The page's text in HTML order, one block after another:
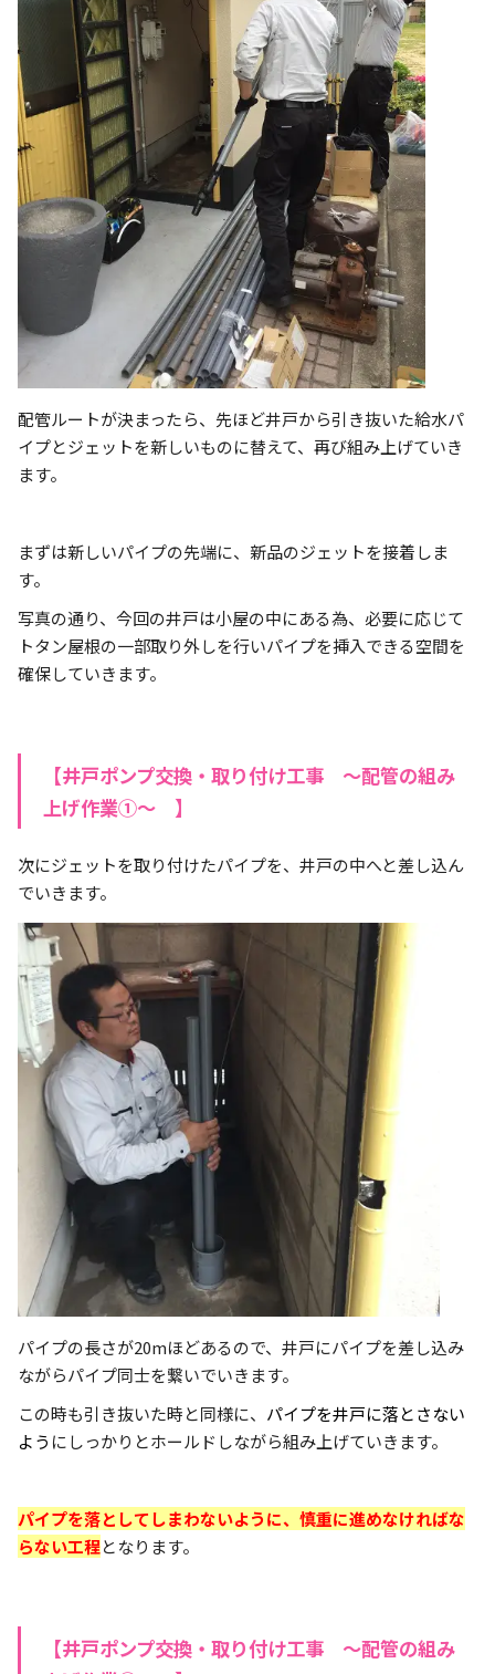
配管ルートが決まったら、先ほど井戸から引き抜いた給水パ
イプとジェットを新しいものに替えて、再び組み上げていき
ます。
まずは新しいパイプの先端に、新品のジェットを接着しま
す。
写真の通り、今回の井戸は小屋の中にある為、必要に応じて
トタン屋根の一部取り外しを行いパイプを挿入できる空間を
確保していきます。
【井戸ポンプ交換・取り付け工事 ～配管の組み
上げ作業①～ 】
次にジェットを取り付けたパイプを、井戸の中へと差し込ん
でいきます。
パイプの長さが20mほどあるので、井戸にパイプを差し込み
ながらパイプ同士を繋いでいきます。
この時も引き抜いた時と同様に、 パイプを井戸に落とさない
よう にしっかりとホールドしながら組み上げていきます。
パイプを落としてしまわないように、慎重に進めなければな
らない工程となります。
【井戸ポンプ交換・取り付け工事 ～配管の組み